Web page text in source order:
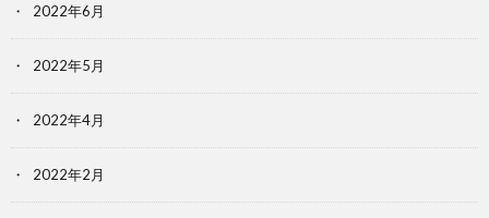
2022年6月
2022年5月
2022年4月
2022年2月